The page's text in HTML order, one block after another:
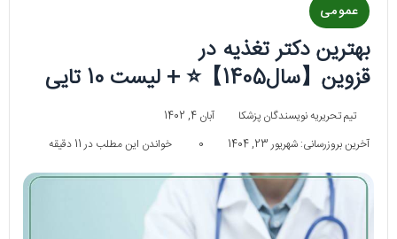
عمومی
بهترین دکتر تغذیه در
قزوین【سال1405】⭐ + لیست 10 تایی
تیم تحریریه نویسندگان پزشکا
آبان 4, 1402
آخرین بروزرسانی: شهریور 23, 1404
0 خواندن این مطلب در 11 دقیقه